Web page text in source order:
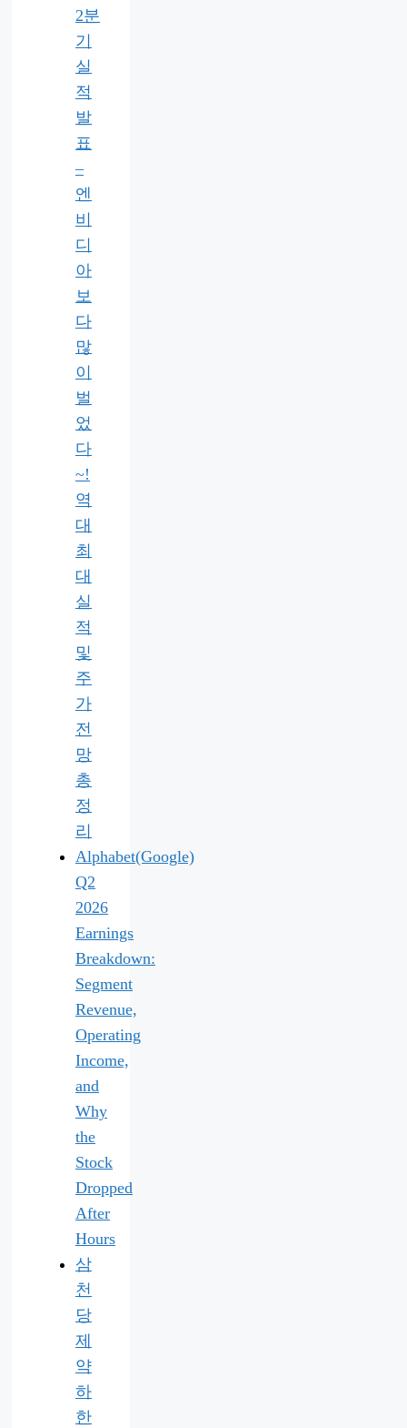
2분
기
실
적
발
표
–
엔
비
디
아
보
다
많
이
벌
었
다
~!
역
대
최
대
실
적
및
주
가
전
망
총
정
리
Alphabet(Google)
Q2
2026
Earnings
Breakdown:
Segment
Revenue,
Operating
Income,
and
Why
the
Stock
Dropped
After
Hours
삼
천
당
제
약
하
한